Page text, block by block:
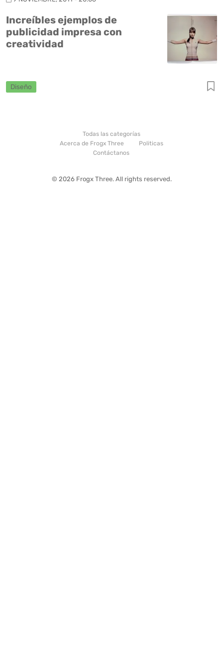
Increíbles ejemplos de
publicidad impresa con
creatividad
Diseño
Todas las categorías
Acerca de Frogx Three
Politicas
Contáctanos
© 2026 Frogx Three. All rights reserved.